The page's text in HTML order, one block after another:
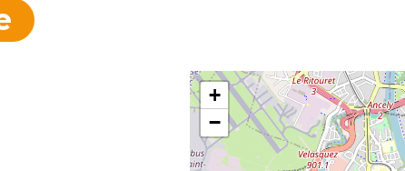
+
−